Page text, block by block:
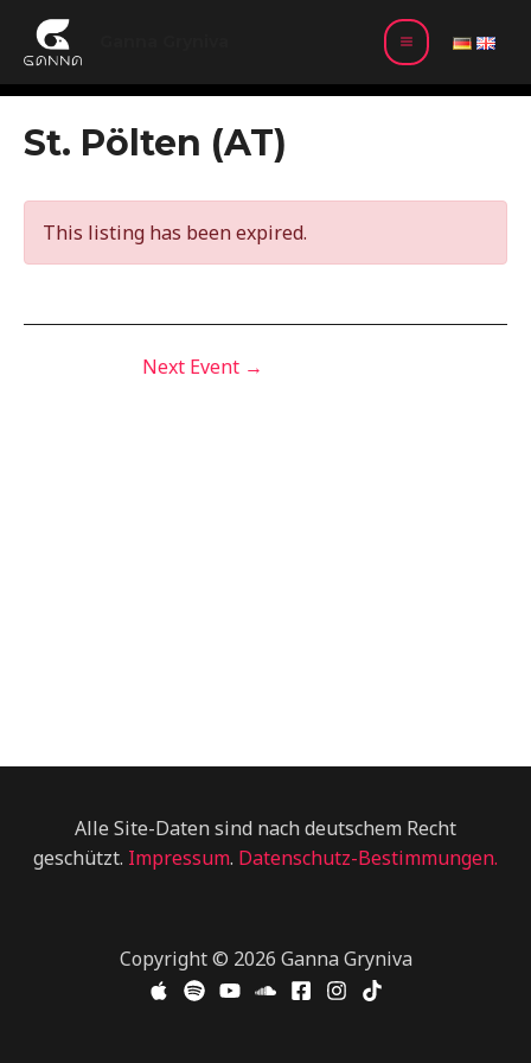
content
MAIN
MENU
St. Pölten (AT)
This listing has been expired.
navigation
Next Event →
Alle Site-Daten sind nach deutschem Recht
geschützt. Impressum. Datenschutz-Bestimmungen.
Copyright © 2026 Ganna Gryniva